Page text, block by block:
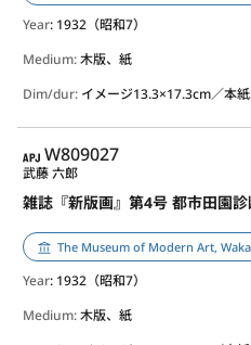
Year: 1932（昭和7）
Medium:木版、紙
Dim/dur: イメージ13.3×17.3cm／本
APJ
W809027
武藤 六郎
The Museum of Modern Art,
Year: 1932（昭和7）
Medium:木版、紙